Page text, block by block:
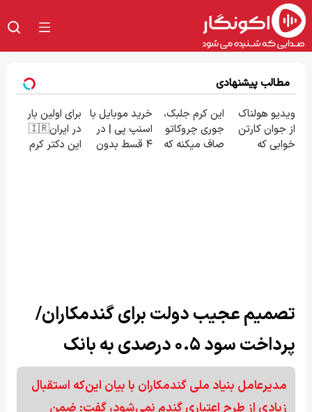
مطالب پیشنهادی
ویدیو هولناک
از جوان کارتن
خوابی که
این کرم جلبک،
جوری چروکاتو
صاف میکنه که
خرید موبایل با
اسنپ پی | در
۴ قسط بدون
برای اولین بار
در ایران🇮🇷
این دکتر کرم
تصمیم عجیب دولت برای گندمکاران/
پرداخت سود ۰.۵ درصدی به بانک
مدیرعامل بنیاد ملی گندمکاران با بیان این‌که استقبال